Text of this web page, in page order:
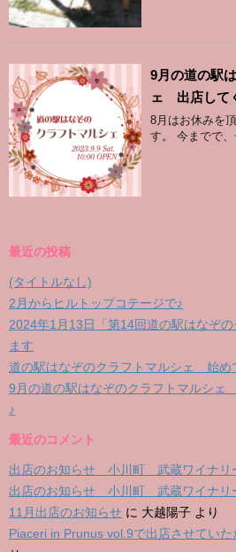
9月の道の駅
ェ 出店して
8月はお休みを
す。 今までで
最近の投稿
(タイトルなし)
2月からヒルトップコテージで♪
2024年1月13日「第14回道の駅はなぞ
ます
道の駅はなぞのクラフトマルシェ 始め
9月の道の駅はなぞのクラフトマルシ
♪
最近のコメント
出店のお知らせ 小川町 武蔵ワイナリ
出店のお知らせ 小川町 武蔵ワイナリ
11月出店のお知らせ に 大越陽子 より
Piaceri in Prunus vol.9で出店させていた